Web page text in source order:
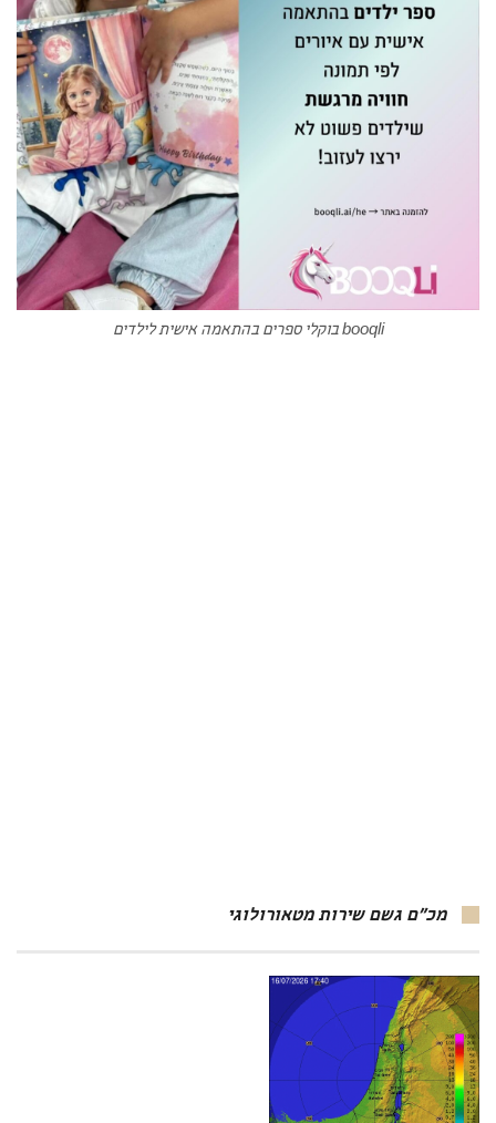
booqli בוקלי ספרים בהתאמה אישית לילדים
מכ"ם גשם שירות מטאורולוגי